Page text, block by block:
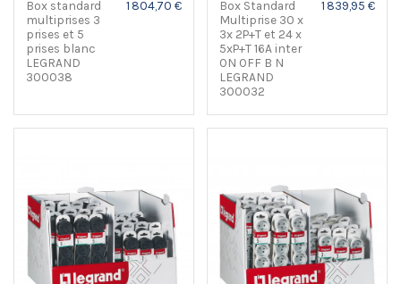
Box standard
multiprises 3
prises et 5
prises blanc
LEGRAND
300038
1 804,70 €
Box Standard
Multiprise 30 x
3x 2P+T et 24 x
5xP+T 16A inter
ON OFF B N
LEGRAND
300032
1 839,95 €